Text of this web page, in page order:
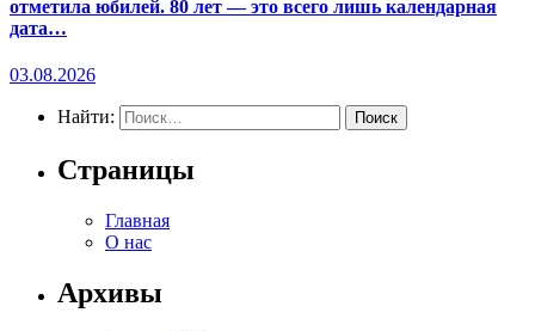
отметила юбилей. 80 лет — это всего лишь календарная
дата…
03.08.2026
Найти:
Страницы
Главная
О нас
Архивы